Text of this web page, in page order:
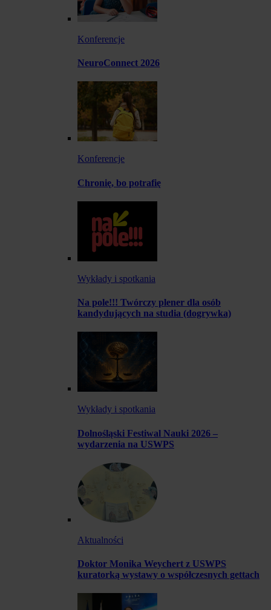
Konferencje
NeuroConnect 2026
Konferencje
Chronię, bo potrafię
Wykłady i spotkania
Na pole!!! Twórczy plener dla osób
kandydujących na studia (dogrywka)
Wykłady i spotkania
Dolnośląski Festiwal Nauki 2026 –
wydarzenia na USWPS
Aktualności
Doktor Monika Weychert z USWPS
kuratorką wystawy o współczesnych gettach